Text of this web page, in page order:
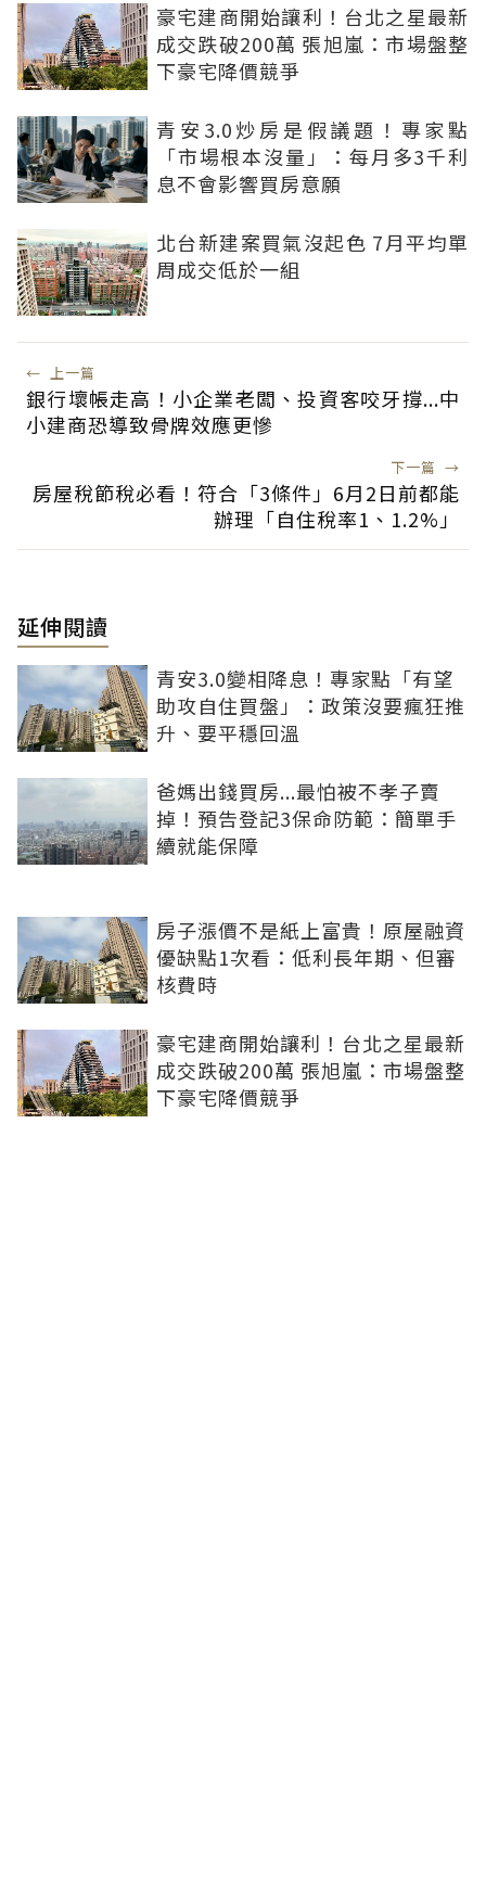
豪宅建商開始讓利！台北之星最新
成交跌破200萬 張旭嵐：市場盤整
下豪宅降價競爭
青安3.0炒房是假議題！專家點
「市場根本沒量」：每月多3千利
息不會影響買房意願
北台新建案買氣沒起色 7月平均單
周成交低於一組
← 上一篇
銀行壞帳走高！小企業老闆、投資客咬牙撐...中
小建商恐導致骨牌效應更慘
下一篇 →
房屋稅節稅必看！符合「3條件」6月2日前都能
辦理「自住稅率1、1.2%」
延伸閱讀
青安3.0變相降息！專家點「有望
助攻自住買盤」：政策沒要瘋狂推
升、要平穩回溫
爸媽出錢買房...最怕被不孝子賣
掉！預告登記3保命防範：簡單手
續就能保障
房子漲價不是紙上富貴！原屋融資
優缺點1次看：低利長年期、但審
核費時
豪宅建商開始讓利！台北之星最新
成交跌破200萬 張旭嵐：市場盤整
下豪宅降價競爭